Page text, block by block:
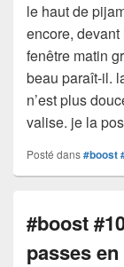
le haut de
encore,
fenêtre matin
beau paraît-il.
n’est plus
valise. je la
Posté dans#boost
#boost
passes